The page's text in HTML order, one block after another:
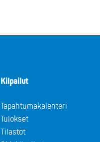
Kilpailut
Tapahtumakalenteri
Tulokset
Tilastot